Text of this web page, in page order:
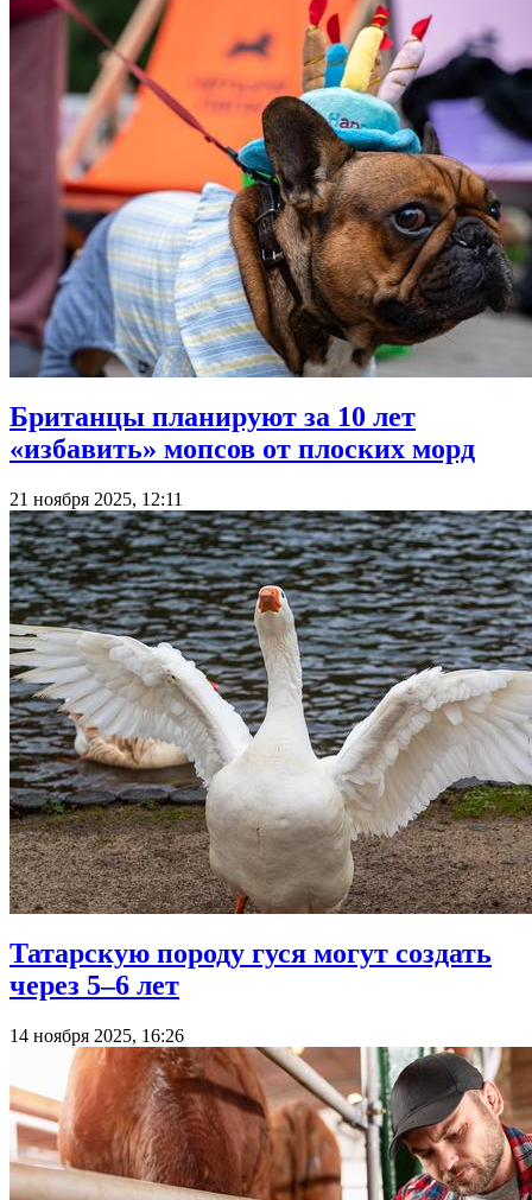
Британцы планируют за 10 лет
«избавить» мопсов от плоских морд
21 ноября 2025, 12:11
Татарскую породу гуся могут создать
через 5–6 лет
14 ноября 2025, 16:26